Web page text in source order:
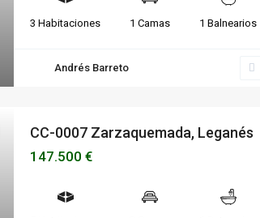
3 Habitaciones 1 Camas 1 Balnearios
Andrés Barreto
CC-0007 Zarzaquemada, Leganés
147.500 €